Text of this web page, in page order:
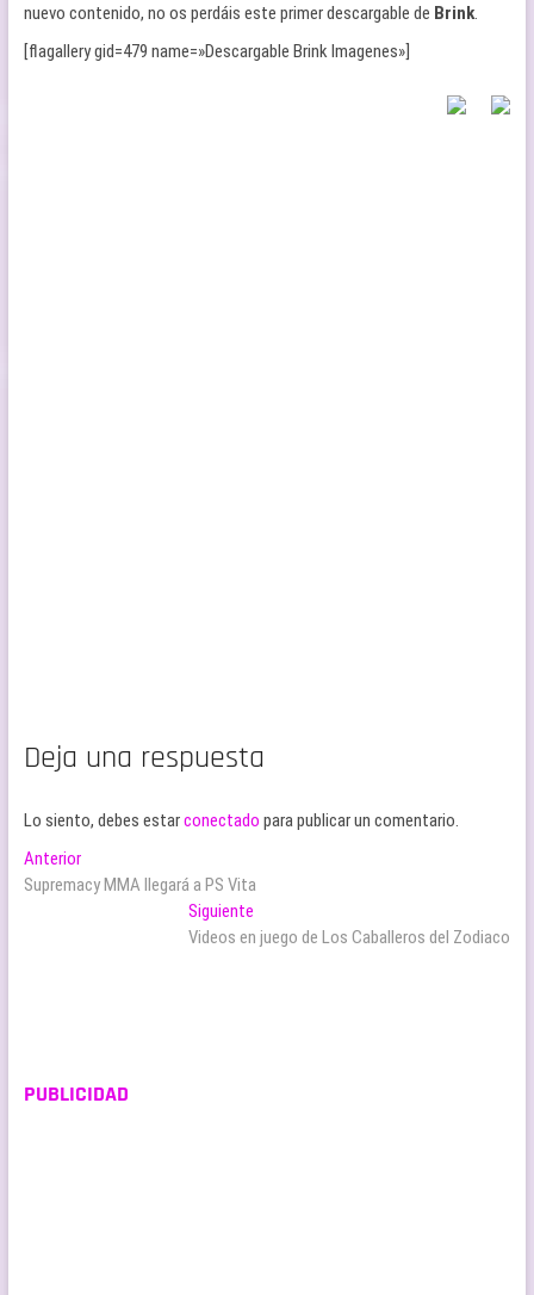
nuevo contenido, no os perdáis este primer descargable de Brink.
[flagallery gid=479 name=»Descargable Brink Imagenes»]
Deja una respuesta
Lo siento, debes estarconectado para publicar un comentario.
Navegación
de
AnteriorEntrada
anterior:
Supremacy MMA llegará a PS Vita
Siguiente
siguiente:
Videos en juego de Los Caballeros del Zodiaco
PUBLICIDAD